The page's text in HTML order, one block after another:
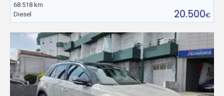
68.518 km
Diesel
20.500€